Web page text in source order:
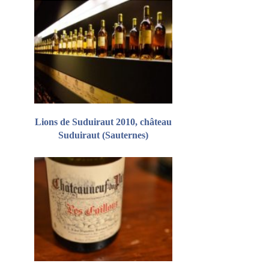
Lions de Suduiraut 2010, château
Suduiraut (Sauternes)